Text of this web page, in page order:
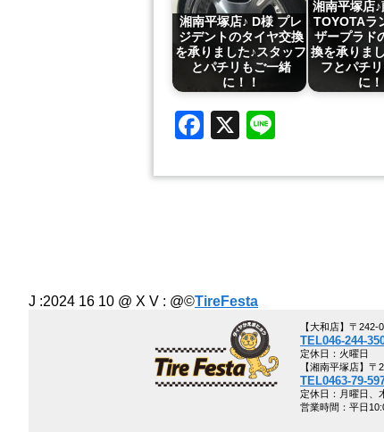
湘南平塚店♪ D様 プレ
ジデントのタイヤ交換
を承りました♪スタッフ
とパチリもご一緒
に！！
湘南平塚店
TOYOTAラ
ザープラド
換を承りま
フとパチ
に！
Facebook
X
J :2024 16 10 @ X V : @©TireFesta
【大和店】〒
TEL046-244-
定休日：火曜日
【湘南平塚店】
TEL0463-79-
定休日：月曜日、
営業時間：平日